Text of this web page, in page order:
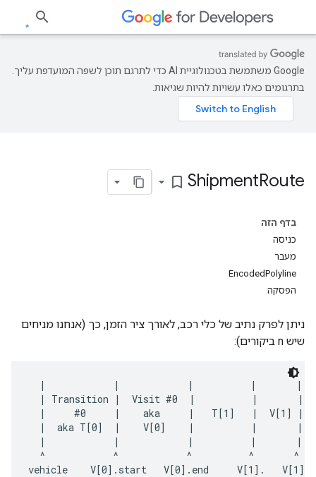
‫Google משתמשת בטכנולוגיית AI כדי לתרגם תוכן לשפה המועדפת עליך.
בתרגומים כאלו עשויות להיות שגיאות.
ShipmentRoute
bookmark_border
בדף הזה
כניסה
מעבר
EncodedPolyline
הפסקה
ניתן לפרק נתיב של כלי רכב, לאורך ציר הזמן, כך (אנחנו מניחים
שיש n ביקורים):
|            |            |          |       |
| Transition |  Visit #0  |          |       |
|     #0     |    aka     |   T[1]   |  V[1] |
|  aka T[0]  |    V[0]    |          |       |
|            |            |          |       |
^            ^            ^          ^       ^
vehicle    V[0].start   V[0].end     V[1].